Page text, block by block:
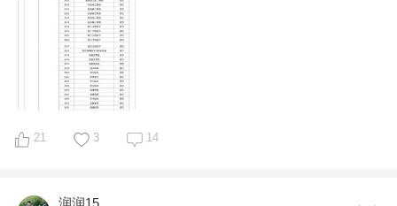
师的同学推荐下，开始网课浅奥学习。到六年级，网校开
了超班。孩子有幸在六年级接触了真正的奥数难度。虽然
学起来有些吃力，但是孩子在知不足中，慢慢提升。并不
想给他太多压力。也不会参加任何数学类竞赛。只是希望
他能知道天外有天。
借用《小舍得》里的情节。孩子质问家长：妈妈爱的不是
我，而是考100分的我。真是灵魂拷问。
21 3 14
润润15